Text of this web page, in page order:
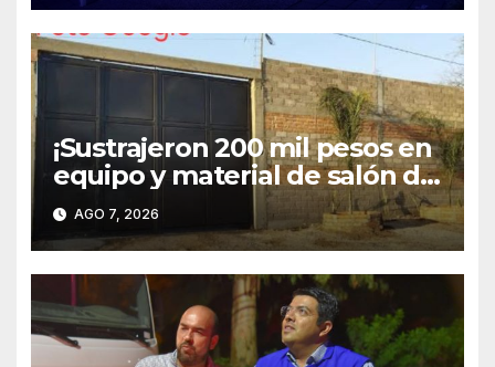
¡Sustrajeron 200 mil pesos en
equipo y material de salón de
fiestas en Pintores
Mexicanos!
AGO 7, 2026